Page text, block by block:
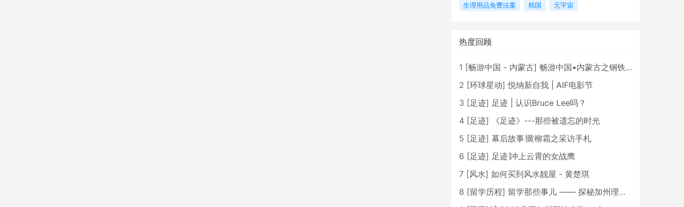
生理用品免费法案
韩国 元宇宙
热度回顾
1 [畅游中国 - 内蒙古] 畅游中国•内蒙古之钢铁骄子，魅力包头
2 [环球星动] 悦纳新自我 | AIF电影节
3 [足迹] 足迹 | 认识Bruce Lee吗？
4 [足迹]
《足迹》---那些被遗忘的时光
5 [足迹] 幕后故事∣黄柳霜之采访手札
6 [足迹] 足迹∣冲上云霄的女战鹰
7 [风水] 如何买到风水靓屋 - 黄楚琪
8 [留学历程] 留学那些事儿 —— 探秘加州理工学院Caltech博士生活 [上集]